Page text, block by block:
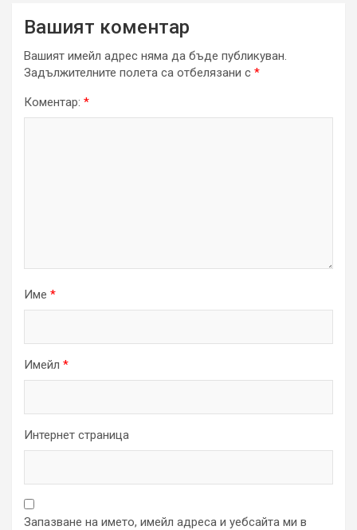
Вашият коментар
Вашият имейл адрес няма да бъде публикуван.
Задължителните полета са отбелязани с *
Коментар: *
Име *
Имейл *
Интернет страница
Запазване на името, имейл адреса и уебсайта ми в